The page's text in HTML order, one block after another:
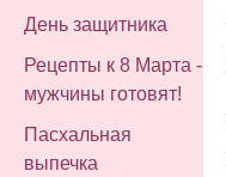
День защитника
Рецепты к 8 Марта -
мужчины готовят!
Пасхальная
выпечка